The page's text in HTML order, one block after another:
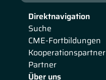
Direktnavigation
Suche
CME-Fortbildungen
Kooperationspartner
Partner
Über uns